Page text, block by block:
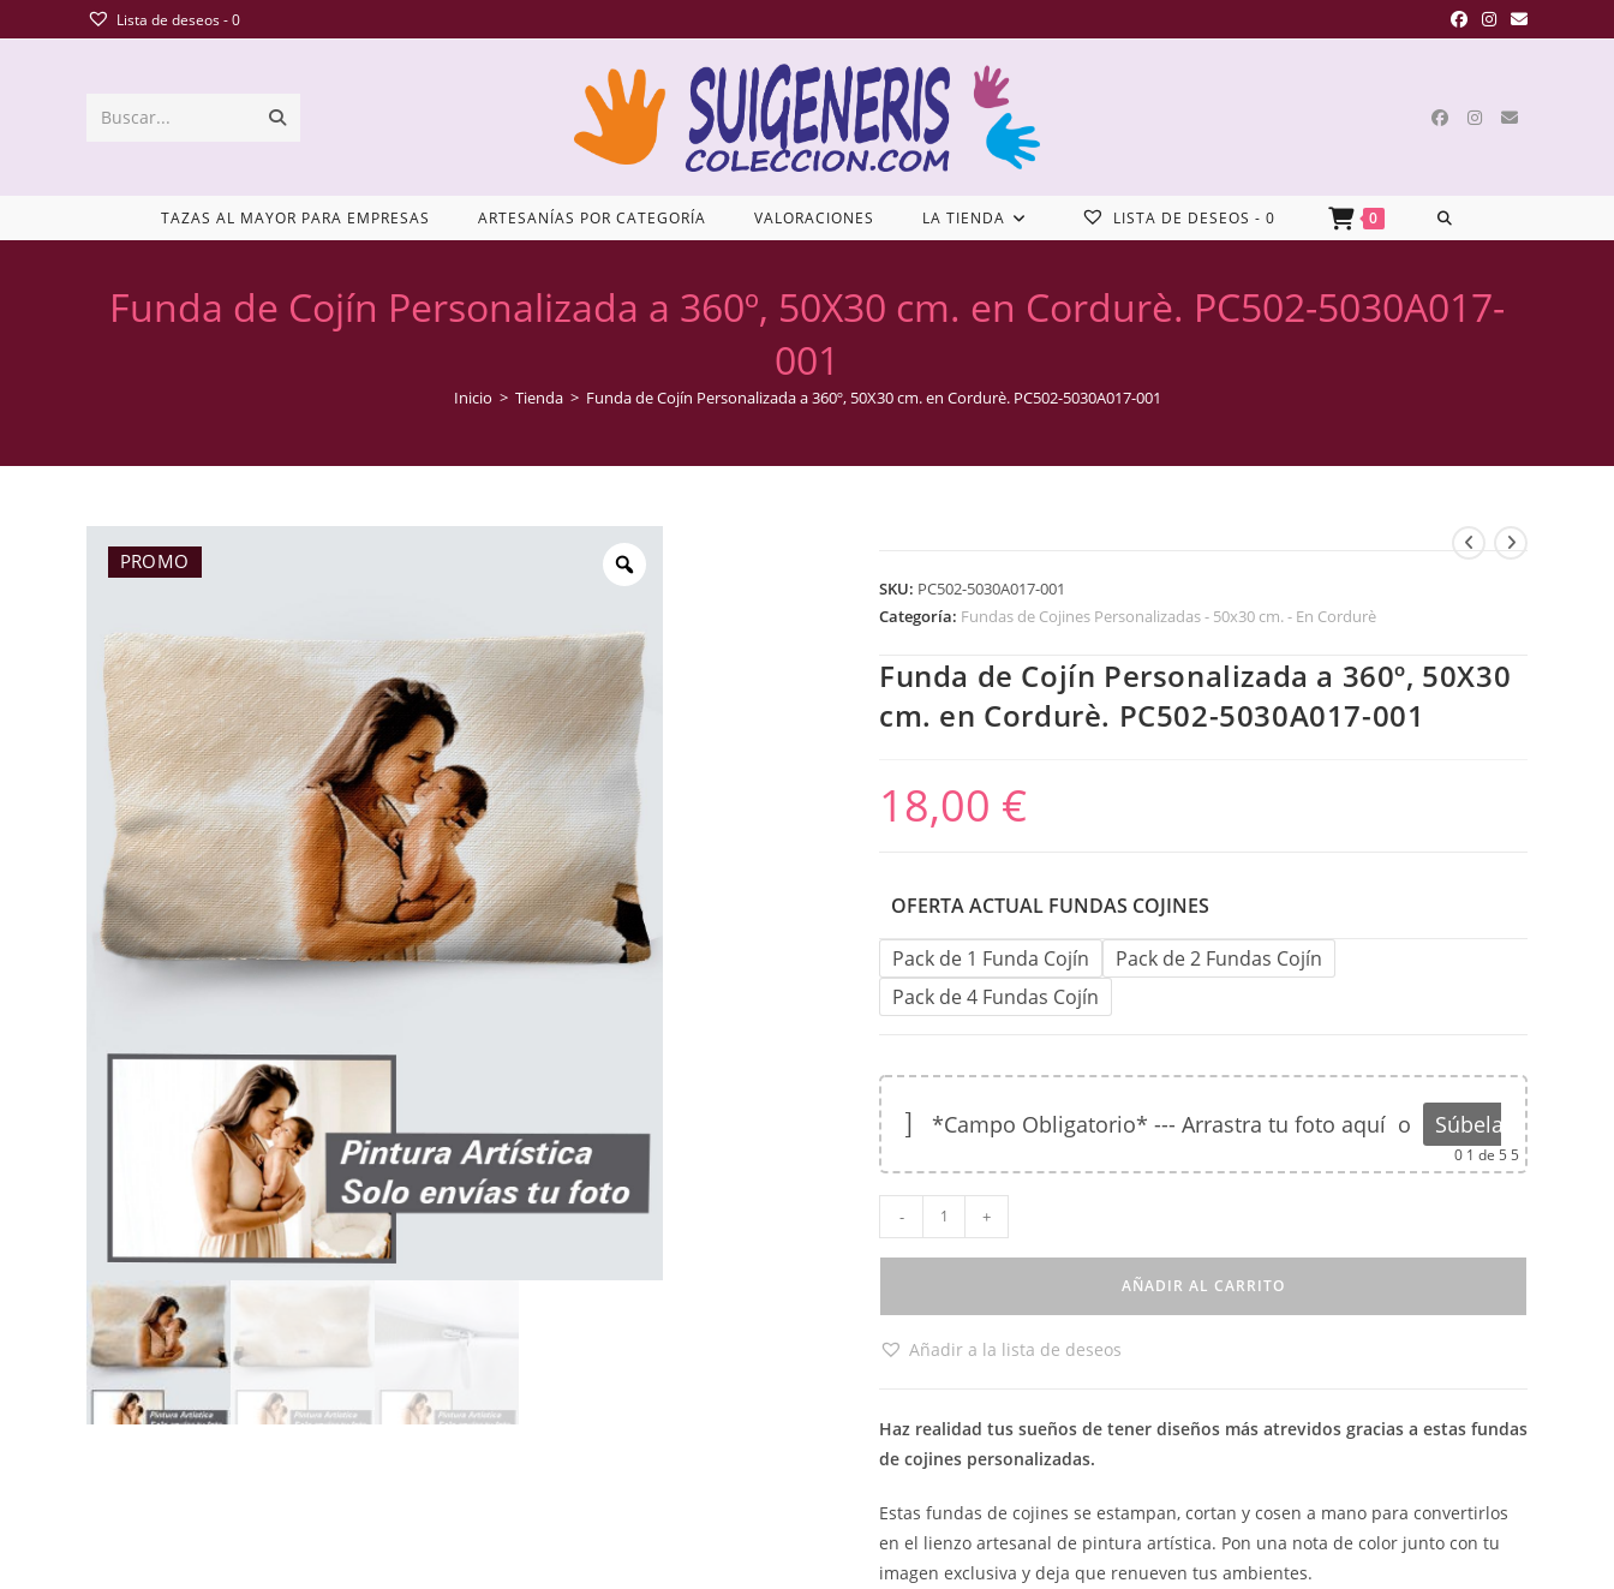
Lista de deseos -0
Buscar...
TAZAS AL MAYOR PARA EMPRESAS ARTESANÍAS POR CATEGORÍA VALORACIONES LA TIENDA LISTA DE DESEOS - 0 0
Funda de Cojín Personalizada a 360º, 50X30 cm. en Cordurè. PC502-5030A017-
001
Inicio > Tienda > Funda de Cojín Personalizada a 360º, 50X30 cm. en Cordurè. PC502-5030A017-001
PROMO
SKU: PC502-5030A017-001
Categoría: Fundas de Cojines Personalizadas - 50x30 cm. - En Cordurè
Funda de Cojín Personalizada a 360º, 50X30
cm. en Cordurè. PC502-5030A017-001
18,00 €
OFERTA ACTUAL FUNDAS COJINES
Pack de 1 Funda Cojín
Pack de 2 Fundas Cojín
Pack de 4 Fundas Cojín
*Campo Obligatorio* --- Arrastra tu foto aquí o Súbela
0 1 de 5 5
- +
AÑADIR AL CARRITO
Añadir a la lista de deseos
Haz realidad tus sueños de tener diseños más atrevidos gracias a estas fundas
de cojines personalizadas.
Estas fundas de cojines se estampan, cortan y cosen a mano para convertirlos
en el lienzo artesanal de pintura artística. Pon una nota de color junto con tu
imagen exclusiva y deja que renueven tus ambientes.